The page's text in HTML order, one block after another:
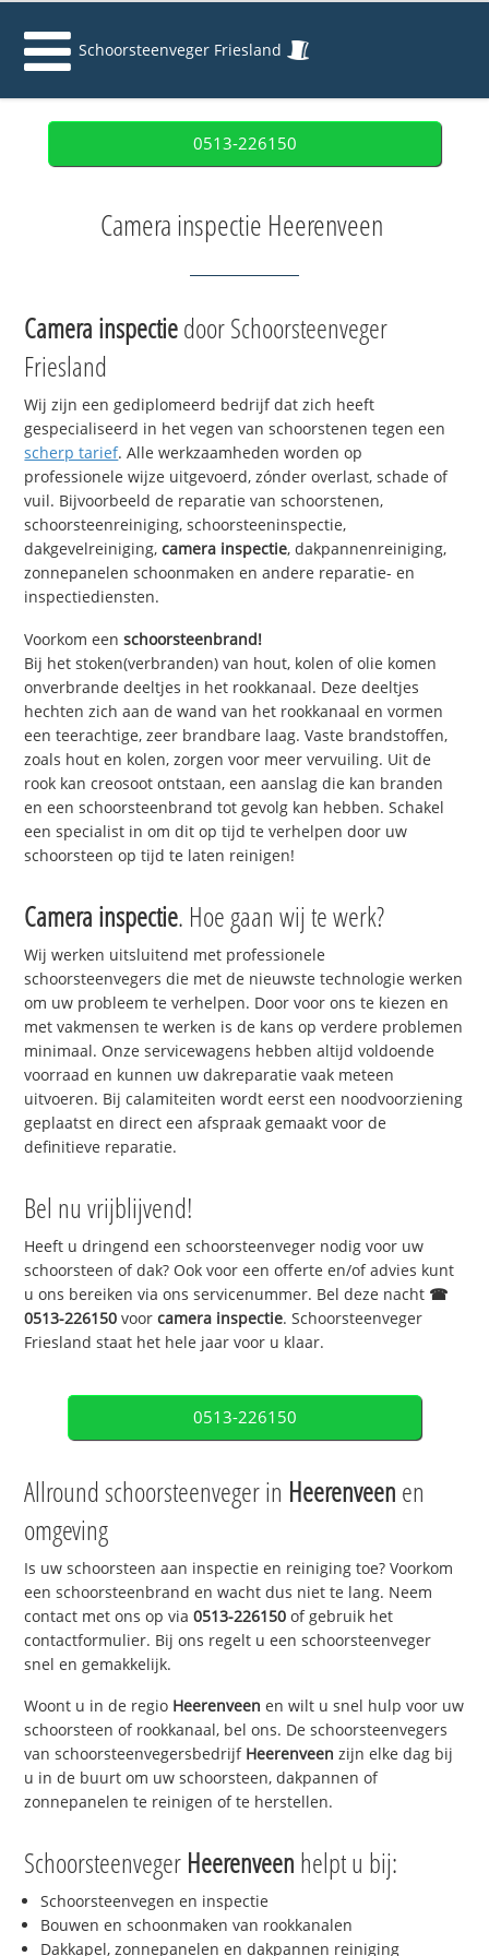
Schoorsteenveger Friesland
0513-226150
Camera inspectie Heerenveen
Camera inspectiedoor Schoorsteenveger
Friesland
Wij zijn een gediplomeerd bedrijf dat zich heeft
gespecialiseerd in het vegen van schoorstenen tegen een
scherp tarief. Alle werkzaamheden worden op
professionele wijze uitgevoerd, zónder overlast, schade of
vuil. Bijvoorbeeld de reparatie van schoorstenen,
schoorsteenreiniging, schoorsteeninspectie,
dakgevelreiniging,camera inspectie, dakpannenreiniging,
zonnepanelen schoonmaken en andere reparatie- en
inspectiediensten.
Voorkom eenschoorsteenbrand!
Bij het stoken(verbranden) van hout, kolen of olie komen
onverbrande deeltjes in het rookkanaal. Deze deeltjes
hechten zich aan de wand van het rookkanaal en vormen
een teerachtige, zeer brandbare laag. Vaste brandstoffen,
zoals hout en kolen, zorgen voor meer vervuiling. Uit de
rook kan creosoot ontstaan, een aanslag die kan branden
en een schoorsteenbrand tot gevolg kan hebben. Schakel
een specialist in om dit op tijd te verhelpen door uw
schoorsteen op tijd te laten reinigen!
Camera inspectie. Hoe gaan wij te werk?
Wij werken uitsluitend met professionele
schoorsteenvegers die met de nieuwste technologie werken
om uw probleem te verhelpen. Door voor ons te kiezen en
met vakmensen te werken is de kans op verdere problemen
minimaal. Onze servicewagens hebben altijd voldoende
voorraad en kunnen uw dakreparatie vaak meteen
uitvoeren. Bij calamiteiten wordt eerst een noodvoorziening
geplaatst en direct een afspraak gemaakt voor de
definitieve reparatie.
Bel nu vrijblijvend!
Heeft u dringend een schoorsteenveger nodig voor uw
schoorsteen of dak? Ook voor een offerte en/of advies kunt
u ons bereiken via ons servicenummer. Bel deze nacht ☎
0513-226150 voorcamera inspectie. Schoorsteenveger
Friesland staat het hele jaar voor u klaar.
0513-226150
Allround schoorsteenveger in Heerenveen en
omgeving
Is uw schoorsteen aan inspectie en reiniging toe? Voorkom
een schoorsteenbrand en wacht dus niet te lang. Neem
contact met ons op via0513-226150 of gebruik het
contactformulier. Bij ons regelt u een schoorsteenveger
snel en gemakkelijk.
Woont u in de regio Heerenveen en wilt u snel hulp voor uw
schoorsteen of rookkanaal, bel ons. De schoorsteenvegers
van schoorsteenvegersbedrijf Heerenveen zijn elke dag bij
u in de buurt om uw schoorsteen, dakpannen of
zonnepanelen te reinigen of te herstellen.
Schoorsteenveger Heerenveen helpt u bij:
Schoorsteenvegen en inspectie
Bouwen en schoonmaken van rookkanalen
Dakkapel, zonnepanelen en dakpannen reiniging